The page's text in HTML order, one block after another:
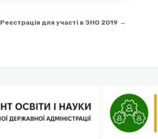
Реєстрація для участі в ЗНО 2019 →